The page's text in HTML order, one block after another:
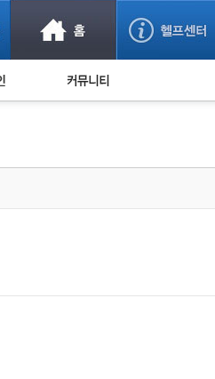
사기 예방했어요!